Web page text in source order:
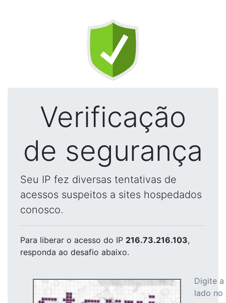
Verificação
de segurança
Seu IP fez diversas tentativas de
acessos suspeitos a sites hospedados
conosco.
Para liberar o acesso do IP 216.73.216.103,
responda ao desafio abaixo.
Digite
lado no